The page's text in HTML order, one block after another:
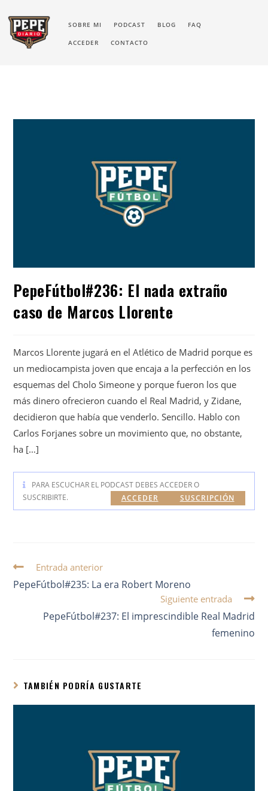
SOBRE MI PODCAST BLOG FAQ
ACCEDER CONTACTO
PepeFútbol#236: El nada extraño
caso de Marcos Llorente
Marcos Llorente jugará en el Atlético de Madrid porque es
un mediocampista joven que encaja a la perfección en los
esquemas del Cholo Simeone y porque fueron los que
más dinero ofrecieron cuando el Real Madrid, y Zidane,
decidieron que había que venderlo. Sencillo. Hablo con
Carlos Forjanes sobre un movimiento que, no obstante,
ha […]
PARA ESCUCHAR EL PODCAST DEBES ACCEDER O
SUSCRIBIRTE.
SUSCRIPCIÓN
ACCEDER
Entrada anterior
PepeFútbol#235: La era Robert Moreno
Siguiente entrada
PepeFútbol#237: El imprescindible Real Madrid
femenino
TAMBIÉN PODRÍA GUSTARTE